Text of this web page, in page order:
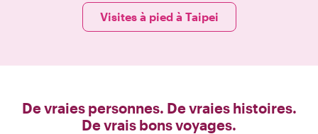
Visites à pied à Taipei
De vraies personnes. De vraies histoires.
De vrais bons voyages.